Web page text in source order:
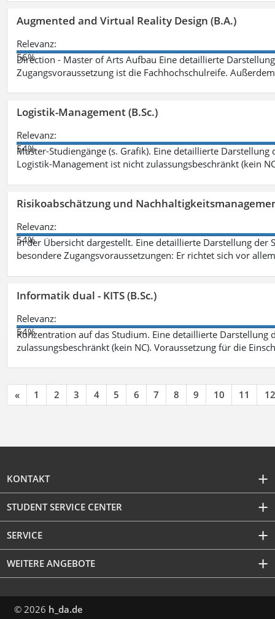
Augmented and Virtual Reality Design (B.A.)
Relevanz:
56%
Direction - Master of Arts Aufbau Eine detaillierte
Zugangsvoraussetzung ist die Fachhochschulreife.
Logistik-Management (B.Sc.)
Relevanz:
54%
Master-Studiengänge (s. Grafik). Eine detaillierte
Logistik-Management ist nicht zulassungsbeschränkt (kein
Risikoabschätzung und
Relevanz:
54%
in der Übersicht dargestellt. Eine detaillierte Darstellung der
besondere Zugangsvoraussetzungen: Er richtet sich vor
Informatik dual - KITS (B.Sc.)
Relevanz:
54%
Konzentration auf das Studium. Eine detaillierte
zulassungsbeschränkt (kein NC). Voraussetzung für die
« 1 2 3 4 5 6 7 8 9 10 11 12
KONTAKT
STUDENT SERVICE CENTER
SERVICE
WEITERE ANGEBOTE
© 2026 h_da.de